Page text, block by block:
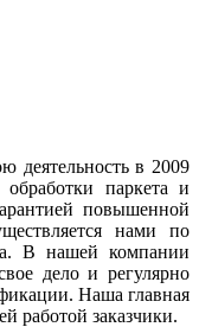
деятельность в 2009
паркета и
повышенной
нами по
В нашей компании
дело и регулярно
Наша главная
работой заказчики.